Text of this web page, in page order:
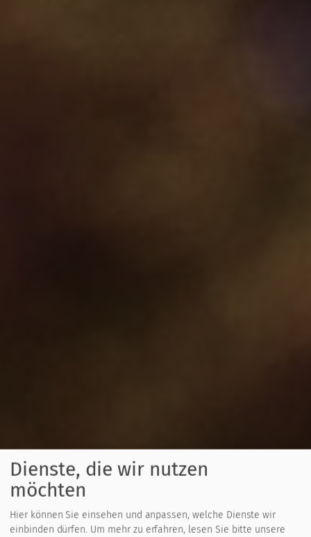
Dienste, die wir nutzen
möchten
Hier können Sie einsehen und anpassen, welche Dienste wir
einbinden dürfen. Um mehr zu erfahren, lesen Sie bitte unsere